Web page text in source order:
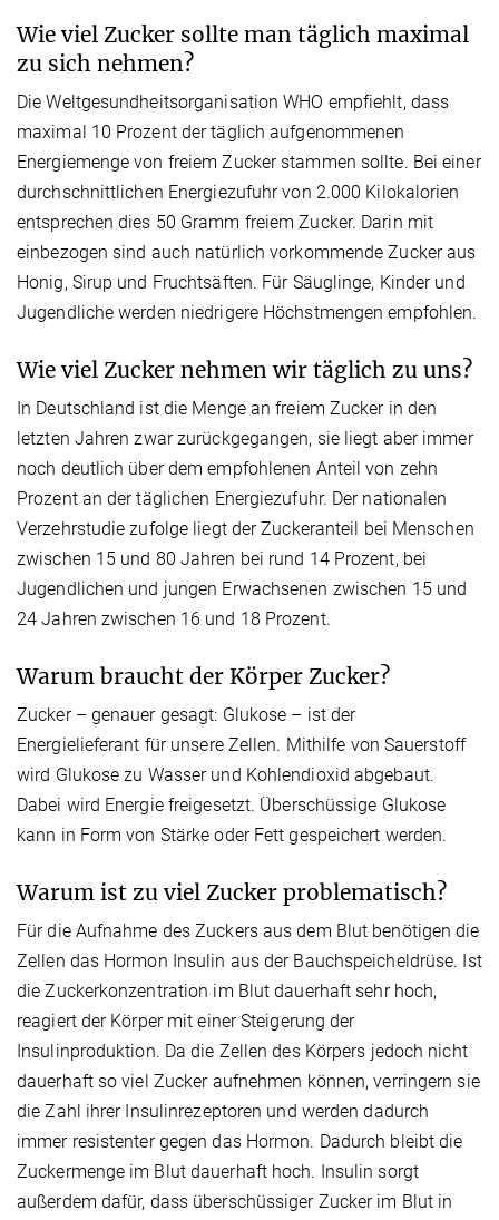
Wie viel Zucker sollte man täglich maximal
zu sich nehmen?
Die Weltgesundheitsorganisation WHO empfiehlt, dass
maximal 10 Prozent der täglich aufgenommenen
Energiemenge von freiem Zucker stammen sollte. Bei einer
durchschnittlichen Energiezufuhr von 2.000 Kilokalorien
entsprechen dies 50 Gramm freiem Zucker. Darin mit
einbezogen sind auch natürlich vorkommende Zucker aus
Honig, Sirup und Fruchtsäften. Für Säuglinge, Kinder und
Jugendliche werden niedrigere Höchstmengen empfohlen.
Wie viel Zucker nehmen wir täglich zu uns?
In Deutschland ist die Menge an freiem Zucker in den
letzten Jahren zwar zurückgegangen, sie liegt aber immer
noch deutlich über dem empfohlenen Anteil von zehn
Prozent an der täglichen Energiezufuhr. Der nationalen
Verzehrstudie zufolge liegt der Zuckeranteil bei Menschen
zwischen 15 und 80 Jahren bei rund 14 Prozent, bei
Jugendlichen und jungen Erwachsenen zwischen 15 und
24 Jahren zwischen 16 und 18 Prozent.
Warum braucht der Körper Zucker?
Zucker – genauer gesagt: Glukose – ist der
Energielieferant für unsere Zellen. Mithilfe von Sauerstoff
wird Glukose zu Wasser und Kohlendioxid abgebaut.
Dabei wird Energie freigesetzt. Überschüssige Glukose
kann in Form von Stärke oder Fett gespeichert werden.
Warum ist zu viel Zucker problematisch?
Für die Aufnahme des Zuckers aus dem Blut benötigen die
Zellen das Hormon Insulin aus der Bauchspeicheldrüse. Ist
die Zuckerkonzentration im Blut dauerhaft sehr hoch,
reagiert der Körper mit einer Steigerung der
Insulinproduktion. Da die Zellen des Körpers jedoch nicht
dauerhaft so viel Zucker aufnehmen können, verringern sie
die Zahl ihrer Insulinrezeptoren und werden dadurch
immer resistenter gegen das Hormon. Dadurch bleibt die
Zuckermenge im Blut dauerhaft hoch. Insulin sorgt
außerdem dafür, dass überschüssiger Zucker im Blut in